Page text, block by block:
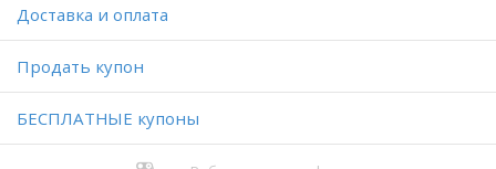
Доставка и оплата
Продать купон
БЕСПЛАТНЫЕ купоны